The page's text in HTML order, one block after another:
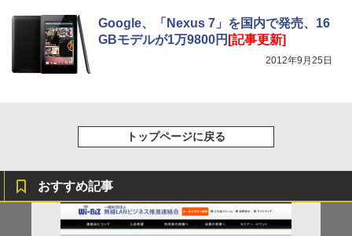
Google、「Nexus 7」を国内で発売、16
GBモデルが1万9800円 [記事更新]
2012年9月25日
トップページに戻る
おすすめ記事